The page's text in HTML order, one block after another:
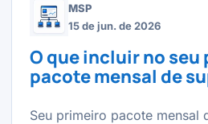
MSP
15 de jun. de 2026
O que incluir no seu
pacote mensal de
Seu primeiro pacote mensal